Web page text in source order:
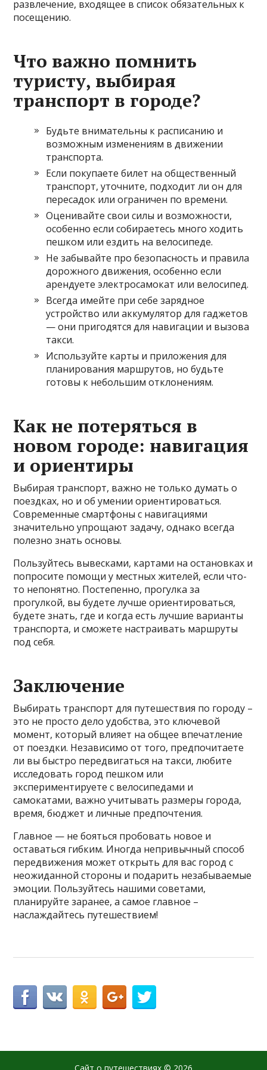
развлечение, входящее в список обязательных к
посещению.
Что важно помнить
туристу, выбирая
транспорт в городе?
Будьте внимательны к расписанию и
возможным изменениям в движении
транспорта.
Если покупаете билет на общественный
транспорт, уточните, подходит ли он для
пересадок или ограничен по времени.
Оценивайте свои силы и возможности,
особенно если собираетесь много ходить
пешком или ездить на велосипеде.
Не забывайте про безопасность и правила
дорожного движения, особенно если
арендуете электросамокат или велосипед.
Всегда имейте при себе зарядное
устройство или аккумулятор для гаджетов
— они пригодятся для навигации и вызова
такси.
Используйте карты и приложения для
планирования маршрутов, но будьте
готовы к небольшим отклонениям.
Как не потеряться в
новом городе: навигация
и ориентиры
Выбирая транспорт, важно не только думать о
поездках, но и об умении ориентироваться.
Современные смартфоны с навигациями
значительно упрощают задачу, однако всегда
полезно знать основы.
Пользуйтесь вывесками, картами на остановках и
попросите помощи у местных жителей, если что-
то непонятно. Постепенно, прогулка за
прогулкой, вы будете лучше ориентироваться,
будете знать, где и когда есть лучшие варианты
транспорта, и сможете настраивать маршруты
под себя.
Заключение
Выбирать транспорт для путешествия по городу –
это не просто дело удобства, это ключевой
момент, который влияет на общее впечатление
от поездки. Независимо от того, предпочитаете
ли вы быстро передвигаться на такси, любите
исследовать город пешком или
экспериментируете с велосипедами и
самокатами, важно учитывать размеры города,
время, бюджет и личные предпочтения.
Главное — не бояться пробовать новое и
оставаться гибким. Иногда непривычный способ
передвижения может открыть для вас город с
неожиданной стороны и подарить незабываемые
эмоции. Пользуйтесь нашими советами,
планируйте заранее, а самое главное –
наслаждайтесь путешествием!